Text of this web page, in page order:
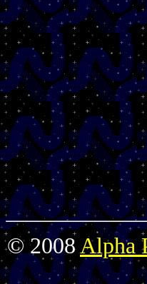
© 2008 Alpha